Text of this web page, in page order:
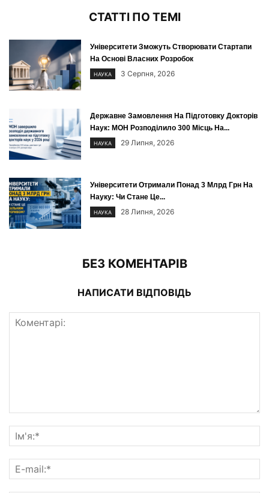
СТАТТІ ПО ТЕМІ
Університети Зможуть Створювати Стартапи
На Основі Власних Розробок
НАУКА 3 Серпня, 2026
Державне Замовлення На Підготовку Докторів
Наук: МОН Розподілило 300 Місць На...
НАУКА 29 Липня, 2026
Університети Отримали Понад 3 Млрд Грн На
Науку: Чи Стане Це...
НАУКА 28 Липня, 2026
БЕЗ КОМЕНТАРІВ
НАПИСАТИ ВІДПОВІДЬ